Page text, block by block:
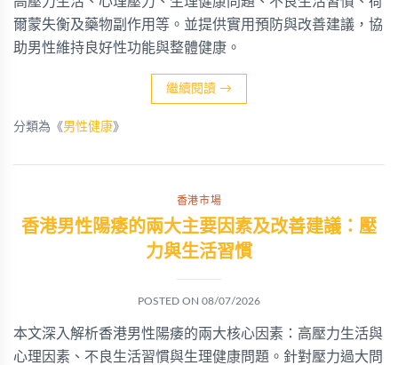
爾蒙失衡及藥物副作用等。並提供實用預防與改善建議，協
助男性維持良好性功能與整體健康。
繼續閱讀 →
分類為《男性健康》
香港市場
香港男性陽痿的兩大主要因素及改善建議：壓
力與生活習慣
POSTED ON 08/07/2026
本文深入解析香港男性陽痿的兩大核心因素：高壓力生活與
心理因素、不良生活習慣與生理健康問題。針對壓力過大問